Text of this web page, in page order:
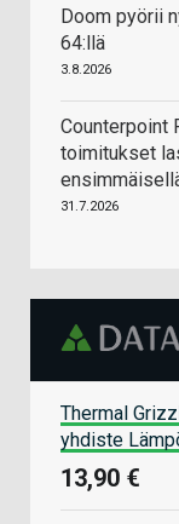
Doom pyörii
64:llä
3.8.2026
Counterpoint
toimitukset
31.7.2026
Thermal
yhdiste
13,90 €